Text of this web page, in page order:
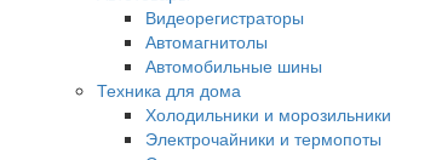
Видеорегистраторы
Автомагнитолы
Автомобильные шины
Техника для дома
Холодильники и морозильники
Электрочайники и термопоты